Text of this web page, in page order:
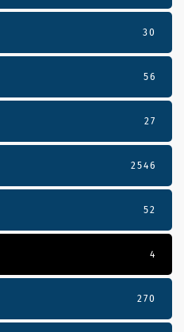
30
56
27
2546
52
4
270